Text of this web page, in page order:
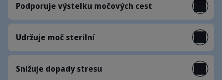
Podporuje výstelku močových cest
Udržuje moč sterilní
Snižuje dopady stresu